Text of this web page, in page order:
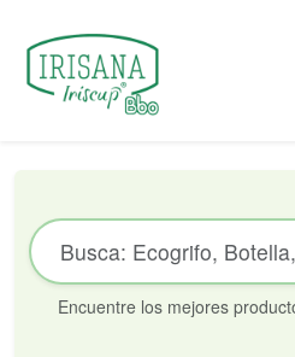
Encuentre los mejores